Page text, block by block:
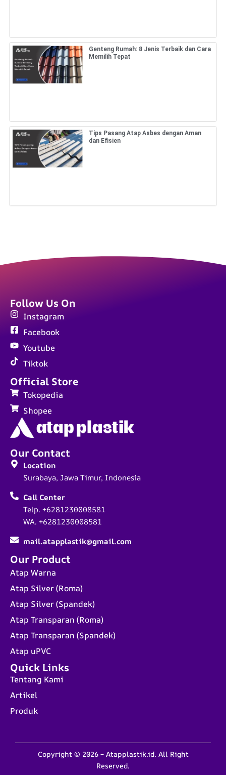
Genteng Rumah: 8 Jenis Terbaik dan Cara
Memilih Tepat
Tips Pasang Atap Asbes dengan Aman
dan Efisien
Quick Links
Tentang Kami
Artikel
Produk
Our Product
Atap Warna
Atap Silver (Roma)
Atap Silver (Spandek)
Atap Transparan (Roma)
Atap Transparan (Spandek)
Atap uPVC
Our Contact
Location
Surabaya, Jawa Timur, Indonesia
Call Center
Telp. +6281230008581
WA. +6281230008581
mail.atapplastik@gmail.com
Official Store
Tokopedia
Shopee
Follow Us On
Instagram
Facebook
Youtube
Tiktok
Copyright © 2026 – Atapplastik.id. All Right
Reserved.